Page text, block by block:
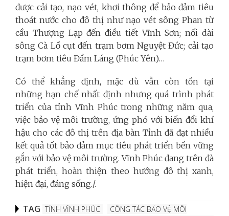
được cải tạo, nạo vét, khơi thông để bảo đảm tiêu
thoát nước cho đô thị như nạo vét sông Phan từ
cầu Thượng Lạp đến điều tiết Vĩnh Sơn; nối dài
sông Cà Lồ cụt đến trạm bơm Nguyệt Đức; cải tạo
trạm bơm tiêu Đầm Láng (Phúc Yên)…
Có thể khẳng định, mặc dù vẫn còn tồn tại
những hạn chế nhất định nhưng quá trình phát
triển của tỉnh Vĩnh Phúc trong những năm qua,
việc bảo vệ môi trường, ứng phó với biến đổi khí
hậu cho các đô thị trên địa bàn Tỉnh đã đạt nhiều
kết quả tốt bảo đảm mục tiêu phát triển bền vững
gắn với bảo vệ môi trường. Vĩnh Phúc đang trên đà
phát triển, hoàn thiện theo hướng đô thị xanh,
hiện đại, đáng sống./.
TAG TỈNH VĨNH PHÚC
CÔNG TÁC BẢO VỆ MÔI